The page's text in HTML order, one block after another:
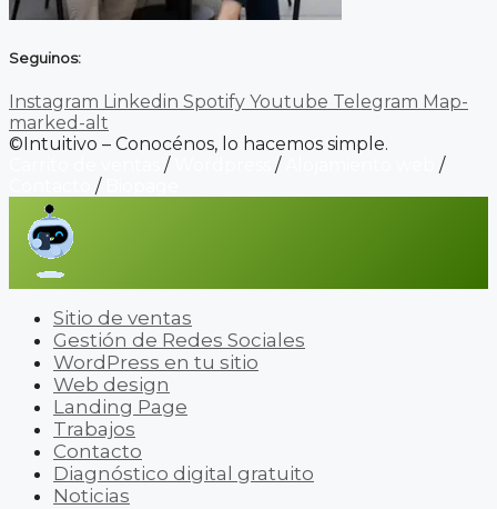
Seguinos:
Instagram Linkedin Spotify Youtube Telegram Map-
marked-alt
©Intuitivo – Conocénos, lo hacemos simple.
/ /
/
/
Sitio de ventas
Gestión de Redes Sociales
WordPress en tu sitio
Web design
Landing Page
Trabajos
Contacto
Diagnóstico digital gratuito
Noticias